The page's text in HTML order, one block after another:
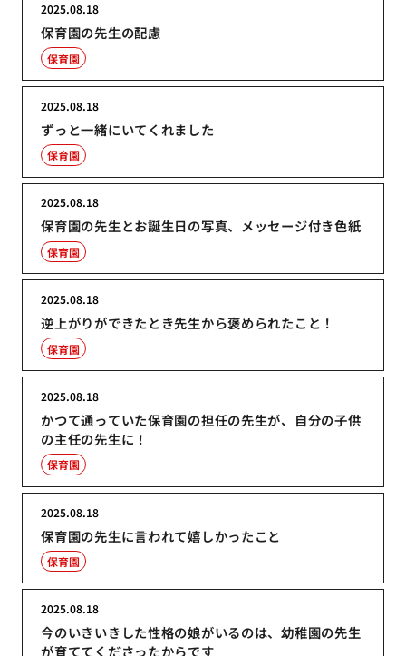
保育園の先生の配慮
2025.08.18
保育園
ずっと一緒にいてくれました
2025.08.18
保育園
保育園の先生とお誕生日の写真、メッセージ付き色紙
2025.08.18
保育園
逆上がりができたとき先生から褒められたこと！
2025.08.18
保育園
かつて通っていた保育園の担任の先生が、自分の子供
の主任の先生に！
2025.08.18
保育園
保育園の先生に言われて嬉しかったこと
2025.08.18
保育園
今のいきいきした性格の娘がいるのは、幼稚園の先生
が育ててくださったからです
2025.08.18